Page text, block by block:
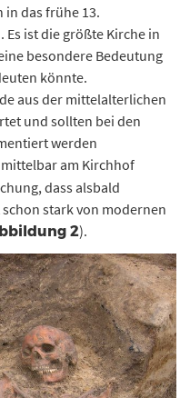
das frühe 13.
ist die größte Kirche in
besondere Bedeutung
könnte.
aus der mittelalterlichen
und sollten bei den
werden
am Kirchhof
dass alsbald
stark von modernen
2).